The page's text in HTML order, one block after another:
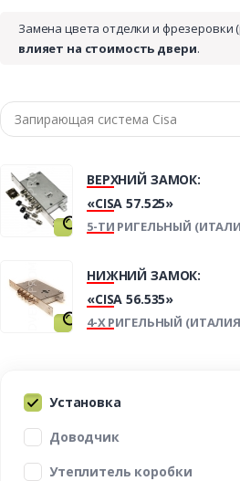
Замена цвета отделки и фрезеровки
влияет на стоимость двери.
ВЕРХНИЙ ЗАМОК:
«CISA 57.525»
5-ТИ РИГЕЛЬНЫЙ
НИЖНИЙ ЗАМОК:
«CISA 56.535»
4-Х РИГЕЛЬНЫЙ
Установка
Доводчик
Утеплитель коробки